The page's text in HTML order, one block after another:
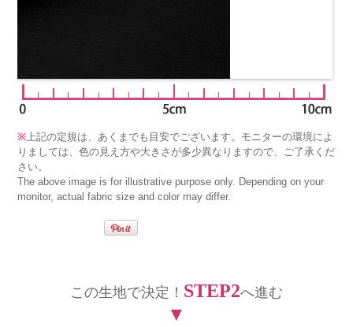
※上記の定規は、あくまでも目安でございます。モニターの環境によ
りましては、色の見え方や大きさが多少異なりますので、ご了承くだ
さい。
The above image is for illustrative purpose only. Depending on your
monitor, actual fabric size and color may differ.
この生地で決定！ STEP2へ進む
▼